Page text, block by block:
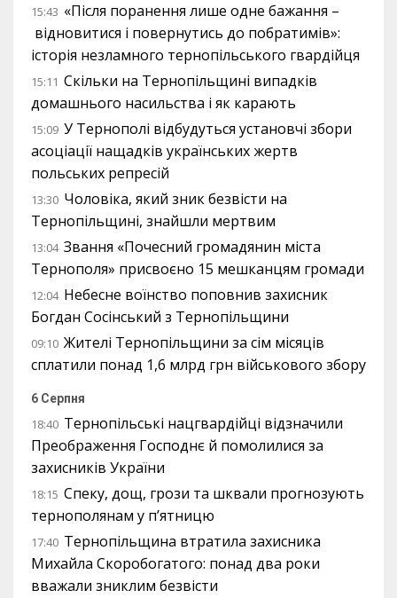
15:43 «Після поранення лише одне бажання –
відновитися і повернутись до побратимів»:
історія незламного тернопільського гвардійця
15:11 Скільки на Тернопільщині випадків
домашнього насильства і як карають
15:09 У Тернополі відбудуться установчі збори
асоціації нащадків українських жертв
польських репресій
13:30 Чоловіка, який зник безвісти на
Тернопільщині, знайшли мертвим
13:04 Звання «Почесний громадянин міста
Тернополя» присвоєно 15 мешканцям громади
12:04 Небесне воїнство поповнив захисник
Богдан Сосінський з Тернопільщини
09:10 Жителі Тернопільщини за сім місяців
сплатили понад 1,6 млрд грн військового збору
6 Серпня
18:40 Тернопільські нацгвардійці відзначили
Преображення Господнє й помолилися за
захисників України
18:15 Спеку, дощ, грози та шквали прогнозують
тернополянам у п’ятницю
17:40 Тернопільщина втратила захисника
Михайла Скоробогатого: понад два роки
вважали зниклим безвісти